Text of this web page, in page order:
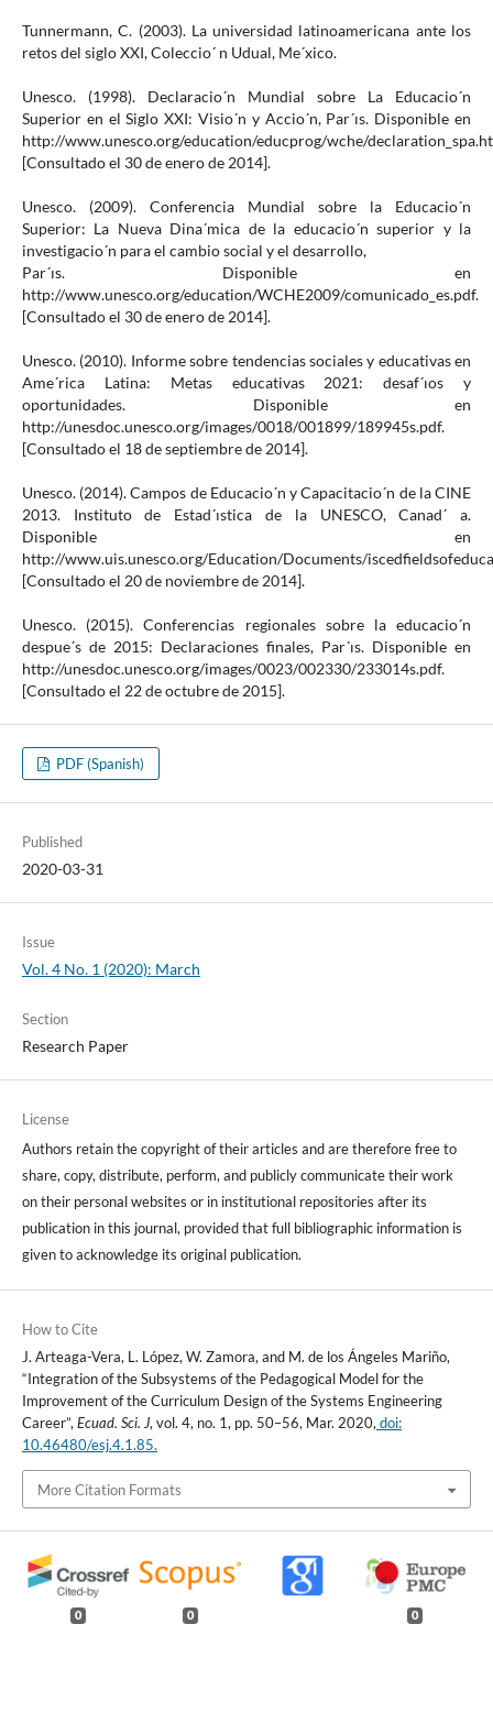
Tunnermann, C. (2003). La universidad latinoamericana ante los
retos del siglo XXI, Coleccio´ n Udual, Me´xico.
Unesco. (1998). Declaracio´n Mundial sobre La Educacio´n
Superior en el Siglo XXI: Visio´n y Accio´n, Par´ıs. Disponible en
http://www.unesco.org/education/educprog/wche/
[Consultado el 30 de enero de 2014].
Unesco. (2009). Conferencia Mundial sobre la Educacio´n
Superior: La Nueva Dina´mica de la educacio´n superior y la
investigacio´n para el cambio social y el desarrollo,
Par´ıs. Disponible en
http://www.unesco.org/education/WCHE2009/comunicado_es.pdf.
[Consultado el 30 de enero de 2014].
Unesco. (2010). Informe sobre tendencias sociales y educativas en
Ame´rica Latina: Metas educativas 2021: desaf´ıos y
oportunidades. Disponible en
http://unesdoc.unesco.org/images/0018/001899/189945s.pdf.
[Consultado el 18 de septiembre de 2014].
Unesco. (2014). Campos de Educacio´n y Capacitacio´n de la CINE
2013. Instituto de Estad´ıstica de la UNESCO, Canad´ a.
Disponible en
http://www.uis.unesco.org/Education/Documents/
[Consultado el 20 de noviembre de 2014].
Unesco. (2015). Conferencias regionales sobre la educacio´n
despue´s de 2015: Declaraciones finales, Par´ıs. Disponible en
http://unesdoc.unesco.org/images/0023/002330/233014s.pdf.
[Consultado el 22 de octubre de 2015].
PDF (Spanish)
Published
2020-03-31
Issue
Vol. 4 No. 1 (2020): March
Section
Research Paper
License
Authors retain the copyright of their articles and are therefore free to
share, copy, distribute, perform, and publicly communicate their work
on their personal websites or in institutional repositories after its
publication in this journal, provided that full bibliographic information is
given to acknowledge its original publication.
How to Cite
J. Arteaga-Vera, L. López, W. Zamora, and M. de los Ángeles Mariño,
“Integration of the Subsystems of the Pedagogical Model for the
Improvement of the Curriculum Design of the Systems Engineering
Career”,Ecuad. Sci. J, vol. 4, no. 1, pp. 50–56, Mar. 2020,doi:
10.46480/esj.4.1.85.
More Citation Formats
0 0 0